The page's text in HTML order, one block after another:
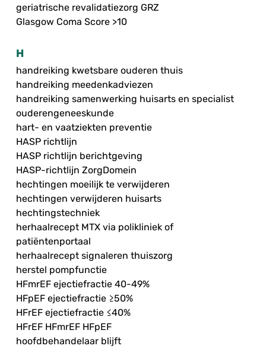
geriatrische revalidatiezorg GRZ
Glasgow Coma Score >10
H
handreiking kwetsbare ouderen thuis
handreiking meedenkadviezen
handreiking samenwerking huisarts en specialist
ouderengeneeskunde
hart- en vaatziekten preventie
HASP richtlijn
HASP richtlijn berichtgeving
HASP-richtlijn ZorgDomein
hechtingen moeilijk te verwijderen
hechtingen verwijderen huisarts
hechtingstechniek
herhaalrecept MTX via polikliniek of
patiëntenportaal
herhaalrecept signaleren thuiszorg
herstel pompfunctie
HFmrEF ejectiefractie 40-49%
HFpEF ejectiefractie ≥50%
HFrEF ejectiefractie ≤40%
HFrEF HFmrEF HFpEF
hoofdbehandelaar blijft